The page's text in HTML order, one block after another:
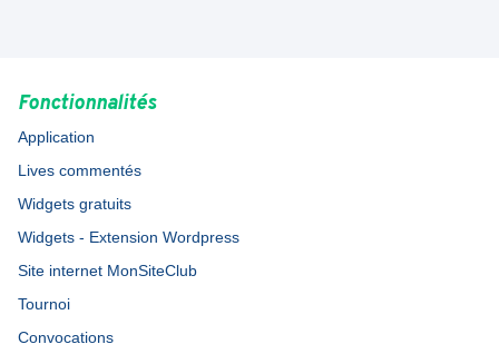
Fonctionnalités
Application
Lives commentés
Widgets gratuits
Widgets - Extension Wordpress
Site internet MonSiteClub
Tournoi
Convocations